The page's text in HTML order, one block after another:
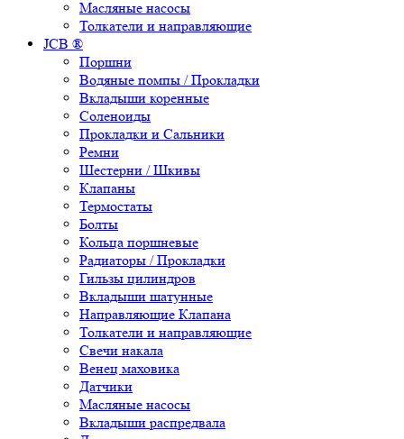
Масляные насосы
Толкатели и направляющие
JCB ®
Поршни
Водяные помпы / Прокладки
Вкладыши коренные
Соленоиды
Прокладки и Сальники
Ремни
Шестерни / Шкивы
Клапаны
Термостаты
Болты
Кольца поршневые
Радиаторы / Прокладки
Гильзы цилиндров
Вкладыши шатунные
Направляющие Клапана
Толкатели и направляющие
Свечи накала
Венец маховика
Датчики
Масляные насосы
Вкладыши распредвала